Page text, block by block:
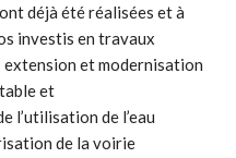
déjà été réalisées et à
investis en travaux
extension et modernisation
et
l’utilisation de l’eau
de la voirie